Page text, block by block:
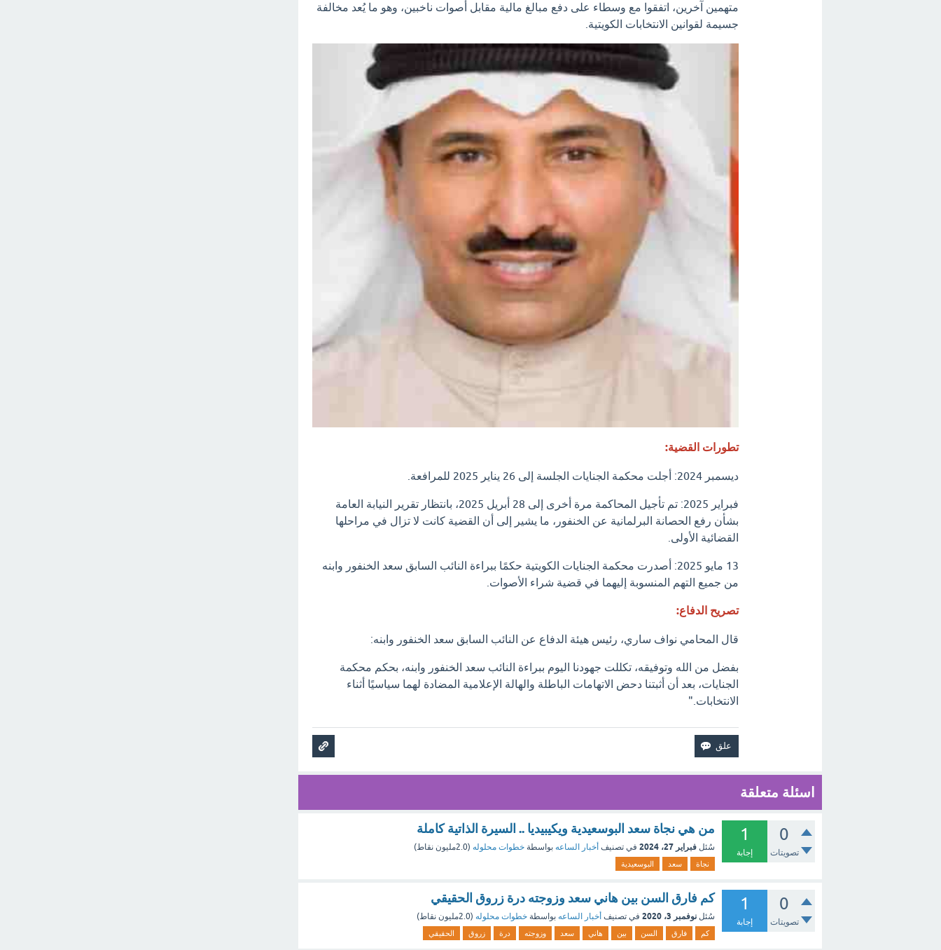
متهمين آخرين، اتفقوا مع وسطاء على دفع مبالغ مالية مقابل أصوات ناخبين، وهو ما يُعد مخالفة
جسيمة لقوانين الانتخابات الكويتية.
تطورات القضية:
ديسمبر 2024: أجلت محكمة الجنايات الجلسة إلى 26 يناير 2025 للمرافعة.
فبراير 2025: تم تأجيل المحاكمة مرة أخرى إلى 28 أبريل 2025، بانتظار تقرير النيابة العامة
بشأن رفع الحصانة البرلمانية عن الخنفور، ما يشير إلى أن القضية كانت لا تزال في مراحلها
القضائية الأولى.
13 مايو 2025: أصدرت محكمة الجنايات الكويتية حكمًا ببراءة النائب السابق سعد الخنفور وابنه
من جميع التهم المنسوبة إليهما في قضية شراء الأصوات.
تصريح الدفاع:
قال المحامي نواف ساري، رئيس هيئة الدفاع عن النائب السابق سعد الخنفور وابنه:
بفضل من الله وتوفيقه، تكللت جهودنا اليوم ببراءة النائب سعد الخنفور وابنه، بحكم محكمة
الجنايات، بعد أن أثبتنا دحض الاتهامات الباطلة والهالة الإعلامية المضادة لهما سياسيًا أثناء
الانتخابات."
اسئلة متعلقة
0
تصويتات
1
إجابة
من هي نجاة سعد البوسعيدية ويكيبيديا .. السيرة الذاتية كاملة
سُئل فبراير 27، 2024 في تصنيف أخبار الساعه بواسطة خطوات محلوله (2.0مليون نقاط)
نجاة سعد البوسعيدية
0
تصويتات
1
إجابة
كم فارق السن بين هاني سعد وزوجته درة زروق الحقيقي
سُئل نوفمبر 3، 2020 في تصنيف أخبار الساعه بواسطة خطوات محلوله (2.0مليون نقاط)
كم فارق السن بين هاني سعد وزوجته درة زروق الحقيقي